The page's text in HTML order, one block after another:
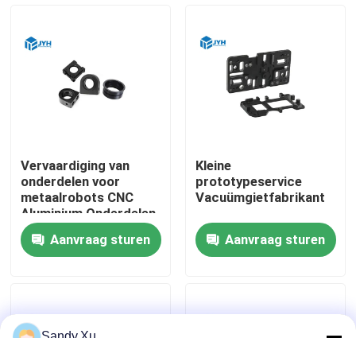
Huis
VR toon
Vervaardiging van
onderdelen voor
metaalrobots CNC
Aluminium Onderdelen
voor het verwerken
van lage volumes
Aanvraag sturen
Kleine
prototypeservice
Vacuümgietfabrikant
Aanvraag sturen